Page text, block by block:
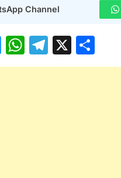
Channel
Twitter
WhatsApp
Telegram
X